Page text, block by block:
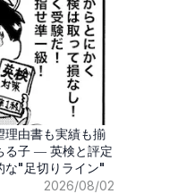
理由書も実績も揃
る子 ― 英検と評定
な"足切りライン"
2026/08/02